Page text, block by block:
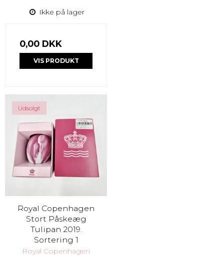
Ikke på lager
0,00 DKK
VIS PRODUKT
Udsolgt
Royal Copenhagen
Stort Påskeæg
Tulipan 2019.
Sortering 1
Royal Copenhagen